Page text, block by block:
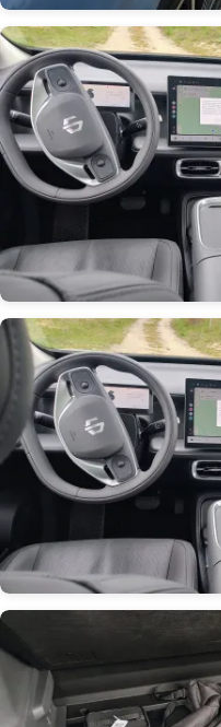
Obrázek
Obrázek
Obrázek